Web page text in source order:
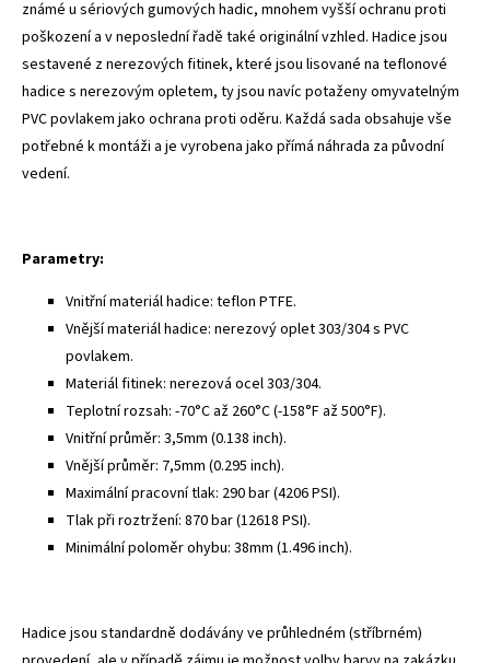
známé u sériových gumových hadic, mnohem vyšší ochranu proti
poškození a v neposlední řadě také originální vzhled. Hadice jsou
sestavené z nerezových fitinek, které jsou lisované na teflonové
hadice s nerezovým opletem, ty jsou navíc potaženy omyvatelným
PVC povlakem jako ochrana proti oděru. Každá sada obsahuje vše
potřebné k montáži a je vyrobena jako přímá náhrada za původní
vedení.
Parametry:
Vnitřní materiál hadice: teflon PTFE.
Vnější materiál hadice: nerezový oplet 303/304 s PVC
povlakem.
Materiál fitinek: nerezová ocel 303/304.
Teplotní rozsah: -70°C až 260°C (-158°F až 500°F).
Vnitřní průměr: 3,5mm (0.138 inch).
Vnější průměr: 7,5mm (0.295 inch).
Maximální pracovní tlak: 290 bar (4206 PSI).
Tlak při roztržení: 870 bar (12618 PSI).
Minimální poloměr ohybu: 38mm (1.496 inch).
Hadice jsou standardně dodávány ve průhledném (stříbrném)